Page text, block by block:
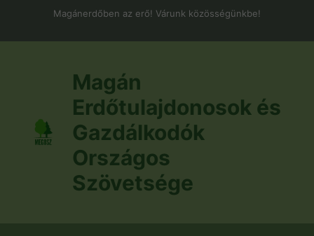
Magánerdőben az erő! Várunk közösségünkbe!
Magán
Erdőtulajdonosok és
Gazdálkodók
Országos
Szövetsége